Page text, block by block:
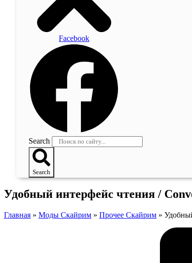
Facebook
Search
Search
Удобный интерфейс чтения /
Главная » Моды Скайрим » Прочее Скайрим »